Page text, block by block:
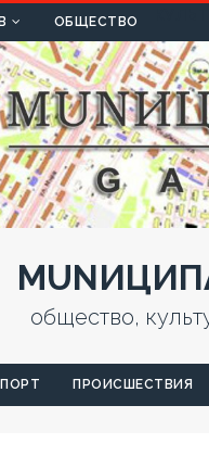
ОБЩЕСТВО
общество,
ПРОИСШЕСТВИЯ